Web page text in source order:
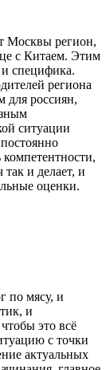
Москвы регион,
с Китаем. Этим
и специфика.
региона
для россиян,
ситуации
и делает, и
оценки.
по мясу, и
и
это всё
с точки
актуальных